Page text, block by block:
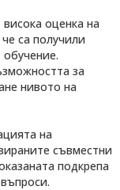
оценка на
са получили
за
нивото на
на
съвместни
подкрепа